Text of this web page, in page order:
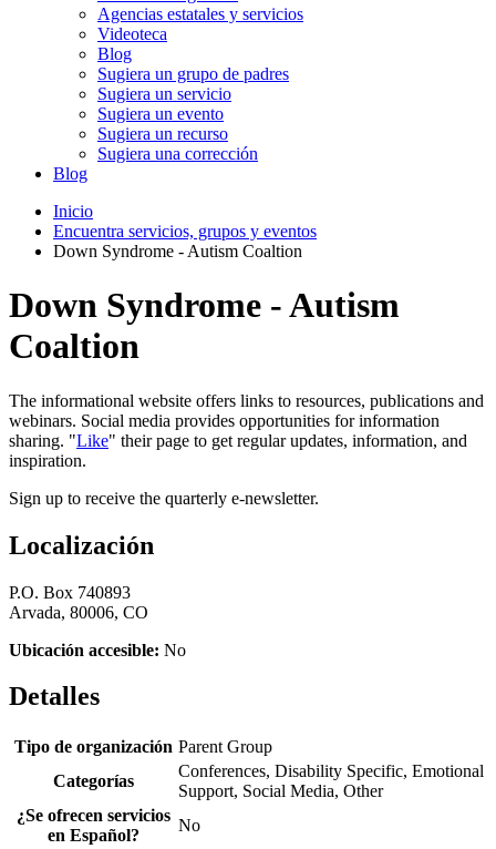
Agencias estatales y servicios
Videoteca
Blog
Sugiera un grupo de padres
Sugiera un servicio
Sugiera un evento
Sugiera un recurso
Sugiera una corrección
Blog
Inicio
Encuentra servicios, grupos y eventos
Down Syndrome - Autism Coaltion
Down Syndrome - Autism
Coaltion
The informational website offers links to resources, publications and
webinars. Social media provides opportunities for information
sharing. "Like" their page to get regular updates, information, and
inspiration.
Sign up to receive the quarterly e-newsletter.
Localización
P.O. Box 740893
Arvada, 80006, CO
Ubicación accesible: No
Detalles
Tipo de organización Parent Group
Categorías
Conferences, Disability Specific, Emotional
Support, Social Media, Other
¿Se ofrecen servicios
en Español?
No